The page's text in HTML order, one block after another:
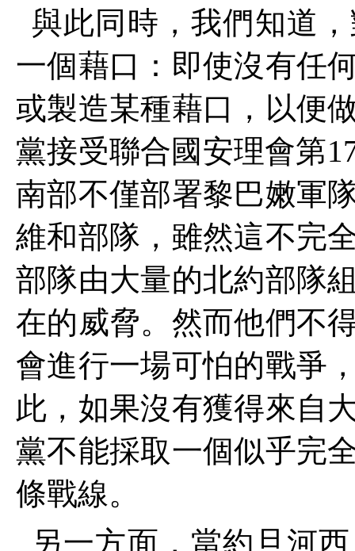
與此同時，我們知道
一個藉口：即使沒有任
或製造某種藉口，以便
黨接受聯合國安理會第
南部不僅部署黎巴嫩軍
維和部隊，雖然這不完
部隊由大量的北約部隊
在的威脅。然而他們不
會進行一場可怕的戰爭
此，如果沒有獲得來自
黨不能採取一個似乎完
條戰線。
另一方面，當約旦河